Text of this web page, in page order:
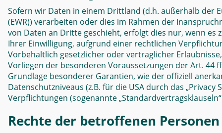
Sofern wir Daten in einem Drittland (d.h. außerhalb der
(EWR)) verarbeiten oder dies im Rahmen der
von Daten an Dritte geschieht, erfolgt dies nur, wenn
Ihrer Einwilligung, aufgrund einer rechtlichen
Vorbehaltlich gesetzlicher oder vertraglicher
Vorliegen der besonderen Voraussetzungen der Art. 44
Grundlage besonderer Garantien, wie der offiziell
Datenschutzniveaus (z.B. für die USA durch das
Verpflichtungen (sogenannte
Rechte der betroffenen Personen